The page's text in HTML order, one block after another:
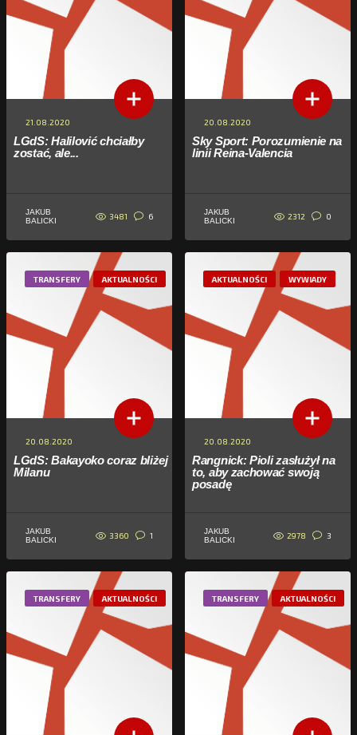
21.08.2020
LGdS: Halilović chciałby
zostać, ale...
JAKUB
BALICKI
3481 6
20.08.2020
Sky Sport: Porozumienie na
linii Reina-Valencia
JAKUB
BALICKI
2312 0
TRANSFERY AKTUALNOŚCI
20.08.2020
LGdS: Bakayoko coraz bliżej
Milanu
JAKUB
BALICKI
3360 1
AKTUALNOŚCI WYWIADY
20.08.2020
Rangnick: Pioli zasłużył na
to, aby zachować swoją
posadę
JAKUB
BALICKI
2978 3
TRANSFERY AKTUALNOŚCI TRANSFERY AKTUALNOŚCI